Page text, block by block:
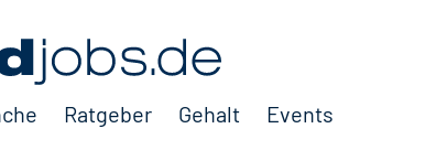
Ratgeber Gehalt Events